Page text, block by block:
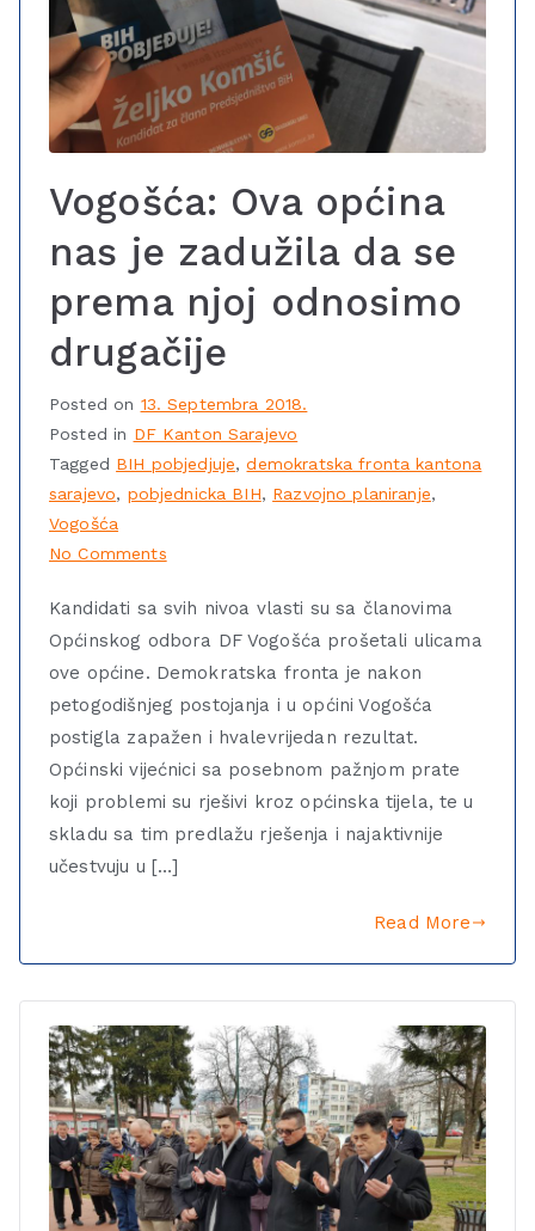
Vogošća: Ova općina
nas je zadužila da se
prema njoj odnosimo
drugačije
Posted on 13. Septembra 2018.
Posted in DF Kanton Sarajevo
Tagged BIH pobjedjuje,demokratska fronta kantona
sarajevo, pobjednicka BIH, Razvojno planiranje,
Vogošća
No Comments
Kandidati sa svih nivoa vlasti su sa članovima
Općinskog odbora DF Vogošća prošetali ulicama
ove općine. Demokratska fronta je nakon
petogodišnjeg postojanja i u općini Vogošća
postigla zapažen i hvalevrijedan rezultat.
Općinski vijećnici sa posebnom pažnjom prate
koji problemi su rješivi kroz općinska tijela, te u
skladu sa tim predlažu rješenja i najaktivnije
učestvuju u […]
Read More